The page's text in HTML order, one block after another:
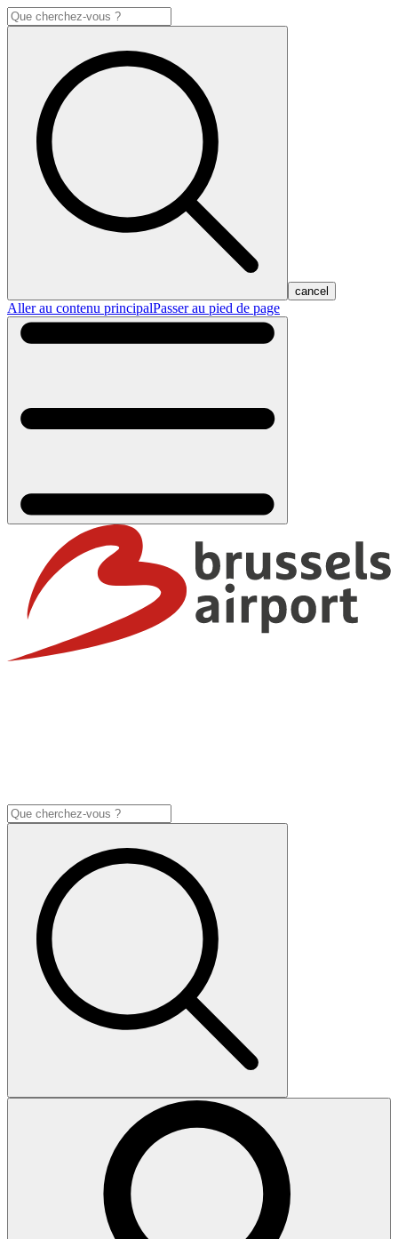
cancel
Aller au contenu principalPasser au pied de page